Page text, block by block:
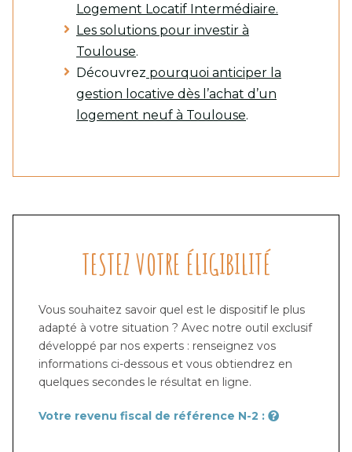
Logement Locatif Intermédiaire.
Les solutions pour investir à
Toulouse.
Découvrez pourquoi anticiper la
gestion locative dès l’achat d’un
logement neuf à Toulouse.
TESTEZ VOTRE ÉLIGIBILITÉ
Vous souhaitez savoir quel est le dispositif le plus
adapté à votre situation ? Avec notre outil exclusif
développé par nos experts : renseignez vos
informations ci-dessous et vous obtiendrez en
quelques secondes le résultat en ligne.
Votre revenu fiscal de référence N-2 :